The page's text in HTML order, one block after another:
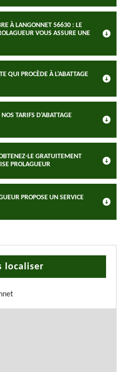
À LANGONNET 56630 : LE
VOUS ASSURE UNE
QUI PROCÈDE À L’ABATTAGE
TARIFS D’ABATTAGE
LE GRATUITEMENT
PROLAGUEUR
PROPOSE UN SERVICE
localiser